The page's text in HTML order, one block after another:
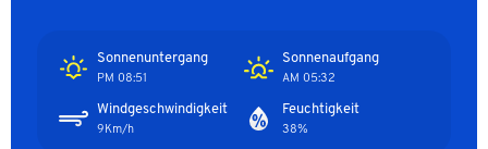
Sonnenaufgang
05:32 AM
Sonnenuntergang
08:51 PM
Feuchtigkeit
38%
Windgeschwindigkeit
9Km/h